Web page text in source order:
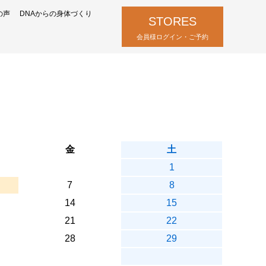
声 DNAからの身体づくり
STORES
会員様ログイン・ご予約
金
土
1
7
8
14
15
21
22
28
29